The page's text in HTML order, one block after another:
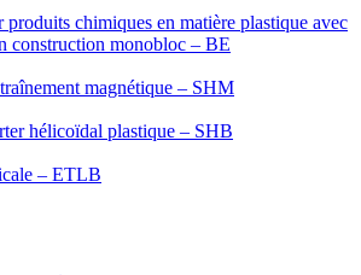
chimiques en matière plastique avec
construction monobloc – BE
magnétique – SHM
hélicoïdal plastique – SHB
– ETLB